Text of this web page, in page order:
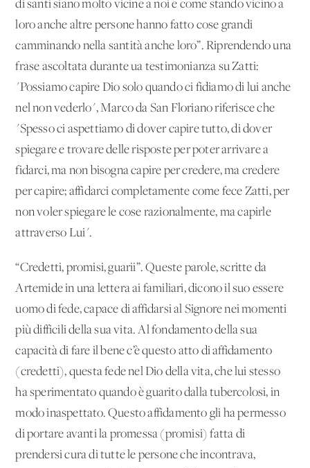
di santi siano molto vicine a noi e come stando vicino a
loro anche altre persone hanno fatto cose grandi
camminando nella santità anche loro”. Riprendendo una
frase ascoltata durante ua testimonianza su Zatti:
"Possiamo capire Dio solo quando ci fidiamo di lui anche
nel non vederlo", Marco da San Floriano riferisce che
"Spesso ci aspettiamo di dover capire tutto, di dover
spiegare e trovare delle risposte per poter arrivare a
fidarci, ma non bisogna capire per credere, ma credere
per capire; affidarci completamente come fece Zatti, per
non voler spiegare le cose razionalmente, ma capirle
attraverso Lui".
“Credetti, promisi, guarii”. Queste parole, scritte da
Artemide in una lettera ai familiari, dicono il suo essere
uomo di fede, capace di affidarsi al Signore nei momenti
più difficili della sua vita. Al fondamento della sua
capacità di fare il bene c’è questo atto di affidamento
(credetti), questa fede nel Dio della vita, che lui stesso
ha sperimentato quando è guarito dalla tubercolosi, in
modo inaspettato. Questo affidamento gli ha permesso
di portare avanti la promessa (promisi) fatta di
prendersi cura di tutte le persone che incontrava,